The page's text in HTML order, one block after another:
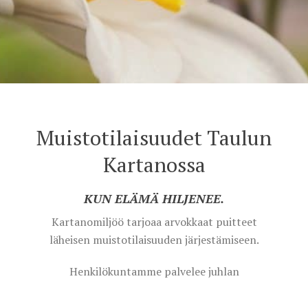
Muistotilaisuudet Taulun
Kartanossa
KUN ELÄMÄ HILJENEE.
Kartanomiljöö tarjoaa arvokkaat puitteet
läheisen muistotilaisuuden järjestämiseen.
Henkilökuntamme palvelee juhlan